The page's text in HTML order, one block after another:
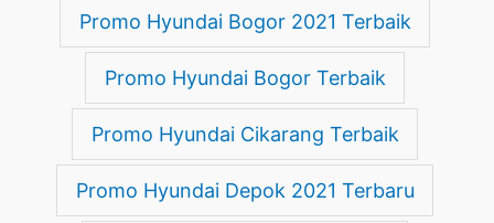
Promo Hyundai Bogor 2021 Terbaik
Promo Hyundai Bogor Terbaik
Promo Hyundai Cikarang Terbaik
Promo Hyundai Depok 2021 Terbaru